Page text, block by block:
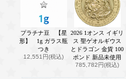
プラチナ豆 【星
形】 1g ガラス瓶
つき
12,551円(税込)
2026 1オンス イギリ
ス 聖ゲオルギウス
とドラゴン 金貨 100
ポンド 新品未使用
785,782円(税込)